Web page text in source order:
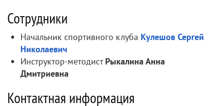
Сотрудники
Начальник спортивного клуба Кулешов Сергей
Николаевич
Инструктор-методистРыкалина Анна
Дмитриевна
Контактная информация